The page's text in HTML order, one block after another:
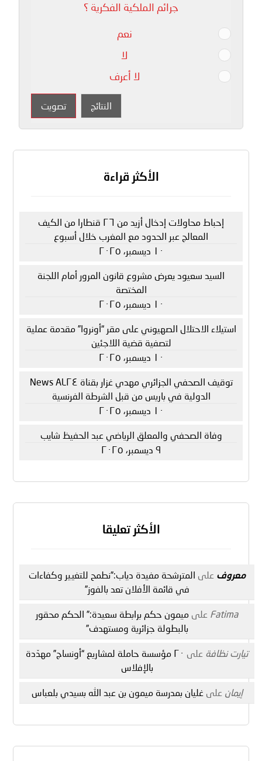
جرائم الملكية الفكرية ؟
نعم
لا
لا أعرف
النتائج تصويت
الأكثر قراءة
إحباط محاولات إدخال أزيد من ٢٦ قنطارا من الكيف
المعالج عبر الحدود مع المغرب خلال أسبوع
١٠ ديسمبر، ٢٠٢٥
السيد سعيود يعرض مشروع قانون المرور أمام اللجنة
المختصة
١٠ ديسمبر، ٢٠٢٥
استيلاء الاحتلال الصهيوني على مقر “أونروا” مقدمة عملية
لتصفية قضية اللاجئين
١٠ ديسمبر، ٢٠٢٥
توقيف الصحفي الجزائري مهدي غزار بقناة AL٢٤ News
الدولية في باريس من قبل الشرطة الفرنسية
١٠ ديسمبر، ٢٠٢٥
وفاة الصحفي والمعلق الرياضي عبد الحفيظ شايب
٩ ديسمبر، ٢٠٢٥
الأكثر تعليقا
معروف على المترشحة مفيدة دياب:”نطمح للتغيير وكفاءات
في قائمة الأفلان تعد بالفوز”
Fatima على ميمون حكم برابطة سعيدة:” الحكم محقور
بالبطولة جزائرية ومستهدف”
تيارت نظافة على
٢٠ مؤسسة حاملة لمشاريع “أونساج” مهدّدة
بالإفلاس
إيمان على غليان بمدرسة ميمون بن عبد الله بسيدي بلعباس